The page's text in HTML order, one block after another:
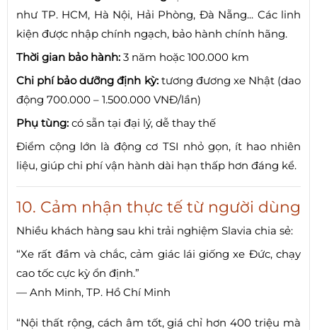
như TP. HCM, Hà Nội, Hải Phòng, Đà Nẵng... Các linh
kiện được nhập chính ngạch, bảo hành chính hãng.
Thời gian bảo hành: 3 năm hoặc 100.000 km
Chi phí bảo dưỡng định kỳ:tương đương xe Nhật (dao
động 700.000 – 1.500.000 VNĐ/lần)
Phụ tùng: có sẵn tại đại lý, dễ thay thế
Điểm cộng lớn là động cơ TSI nhỏ gọn, ít hao nhiên
liệu, giúp chi phí vận hành dài hạn thấp hơn đáng kể.
10. Cảm nhận thực tế từ người dùng
Nhiều khách hàng sau khi trải nghiệm Slavia chia sẻ:
“Xe rất đầm và chắc, cảm giác lái giống xe Đức, chạy
cao tốc cực kỳ ổn định.”
— Anh Minh, TP. Hồ Chí Minh
“Nội thất rộng, cách âm tốt, giá chỉ hơn 400 triệu mà